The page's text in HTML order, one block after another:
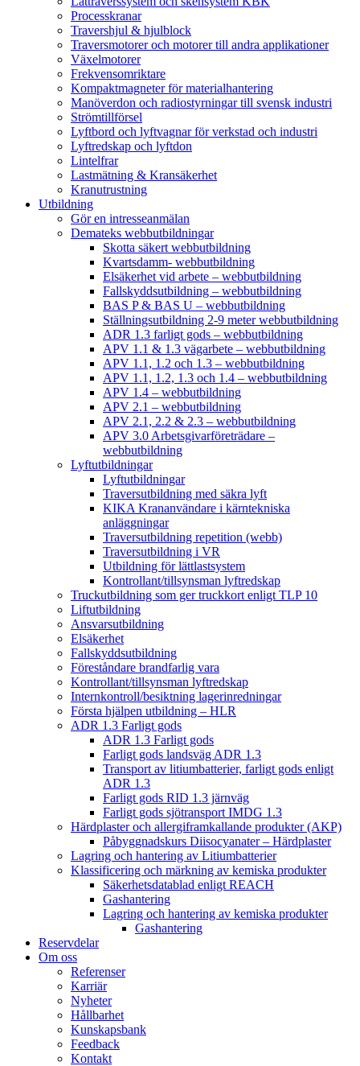
Processkranar
Travershjul & hjulblock
Traversmotorer och motorer till andra applikationer
Växelmotorer
Frekvensomriktare
Kompaktmagneter för materialhantering
Manöverdon och radiostyrningar till svensk industri
Strömtillförsel
Lyftbord och lyftvagnar för verkstad och industri
Lyftredskap och lyftdon
Lintelfrar
Lastmätning & Kransäkerhet
Kranutrustning
Utbildning
Gör en intresseanmälan
Demateks webbutbildningar
Skotta säkert webbutbildning
Kvartsdamm- webbutbildning
Elsäkerhet vid arbete – webbutbildning
Fallskyddsutbildning – webbutbildning
BAS P & BAS U – webbutbildning
Ställningsutbildning 2-9 meter webbutbildning
ADR 1.3 farligt gods – webbutbildning
APV 1.1 & 1.3 vägarbete – webbutbildning
APV 1.1, 1.2 och 1.3 – webbutbildning
APV 1.1, 1.2, 1.3 och 1.4 – webbutbildning
APV 1.4 – webbutbildning
APV 2.1 – webbutbildning
APV 2.1, 2.2 & 2.3 – webbutbildning
APV 3.0 Arbetsgivarföreträdare –
webbutbildning
Lyftutbildningar
Lyftutbildningar
Traversutbildning med säkra lyft
KIKA Krananvändare i kärntekniska
anläggningar
Traversutbildning repetition (webb)
Traversutbildning i VR
Utbildning för lättlastsystem
Kontrollant/tillsynsman lyftredskap
Truckutbildning som ger truckkort enligt TLP 10
Liftutbildning
Ansvarsutbildning
Elsäkerhet
Fallskyddsutbildning
Föreståndare brandfarlig vara
Kontrollant/tillsynsman lyftredskap
Internkontroll/besiktning lagerinredningar
Första hjälpen utbildning – HLR
ADR 1.3 Farligt gods
ADR 1.3 Farligt gods
Farligt gods landsväg ADR 1.3
Transport av litiumbatterier, farligt gods enligt
ADR 1.3
Farligt gods RID 1.3 järnväg
Farligt gods sjötransport IMDG 1.3
Härdplaster och allergiframkallande produkter (AKP)
Påbyggnadskurs Diisocyanater – Härdplaster
Lagring och hantering av Litiumbatterier
Klassificering och märkning av kemiska produkter
Säkerhetsdatablad enligt REACH
Gashantering
Lagring och hantering av kemiska produkter
Gashantering
Reservdelar
Om oss
Referenser
Karriär
Nyheter
Hållbarhet
Kunskapsbank
Feedback
Kontakt